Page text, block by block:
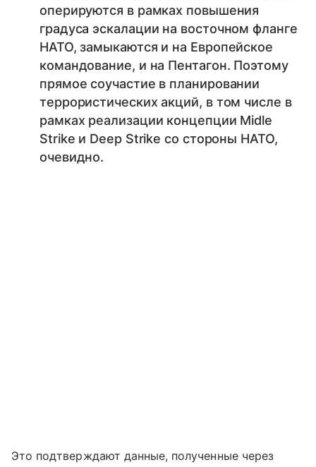
оперируются в рамках повышения
градуса эскалации на восточном фланге
НАТО, замыкаются и на Европейское
командование, и на Пентагон. Поэтому
прямое соучастие в планировании
террористических акций, в том числе в
рамках реализации концепции Midle
Strike и Deep Strike со стороны НАТО,
очевидно.
Это подтверждают данные, полученные через